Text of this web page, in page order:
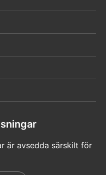
är avsedda särskilt för